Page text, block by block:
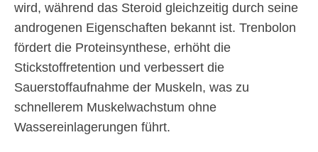
wird, während das Steroid gleichzeitig durch seine
androgenen Eigenschaften bekannt ist. Trenbolon
fördert die Proteinsynthese, erhöht die
Stickstoffretention und verbessert die
Sauerstoffaufnahme der Muskeln, was zu
schnellerem Muskelwachstum ohne
Wassereinlagerungen führt.